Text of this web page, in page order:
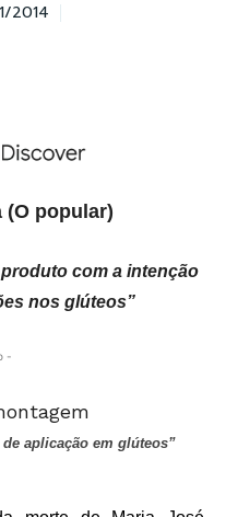
2014
(O popular)
com a intenção
nos glúteos”
-
aplicação em glúteos”